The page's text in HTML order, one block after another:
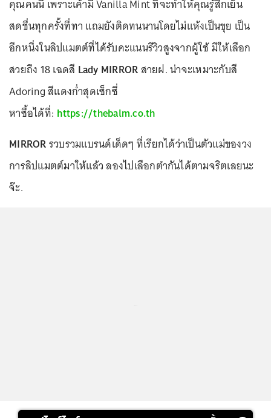
คุณคนนี้ เพราะเค้ามี Vanilla Mint ที่จะทำให้คุณรู้สึกเย็น
สดชื่นทุกครั้งที่ทา แถมยังติดทนนานโดยไม่แห้งเป็นขุย เป็น
อีกหนึ่งในลิปแมตต์ที่ได้รับคะแนนรีวิวสูงจากผู้ใช้ มีให้เลือก
สวยถึง 18 เฉดสี Lady MIRRORสายฝ. น่าจะเหมาะกับสี
Adoring สีแดงก่ำสุดเซ็กซี่
หาซื้อได้ที่: https://thebalm.co.th
MIRRORรวบรวมแบรนด์เด็ดๆ ที่เรียกได้ว่าเป็นตัวแม่ของวง
การลิปแมตต์มาให้แล้ว ลองไปเลือกตำกันได้ตามจริตเลยนะ
จ๊ะ.